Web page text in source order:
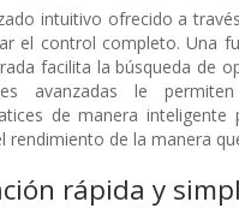
intuitivo ofrecido a
el control completo. Una
facilita la búsqueda de
avanzadas le
de manera inteligente
rendimiento de la manera
rápida y